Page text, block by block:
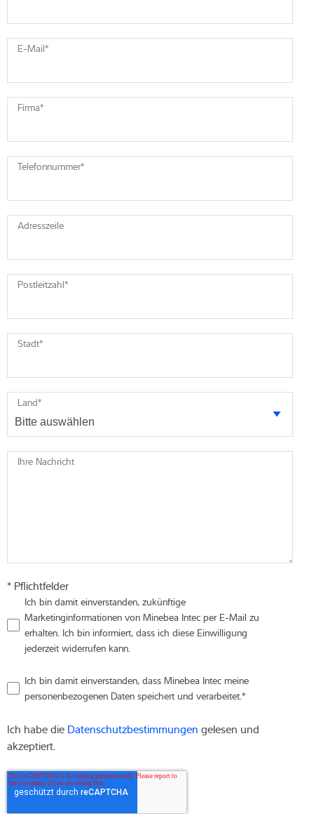
E-Mail*
Firma*
Telefonnummer*
Adresszeile
Postleitzahl*
Stadt*
Land*
Ihre Nachricht
* Pflichtfelder
Ich bin damit einverstanden, zukünftige
Marketinginformationen von Minebea Intec per E-Mail zu
erhalten. Ich bin informiert, dass ich diese Einwilligung
jederzeit widerrufen kann.
Ich bin damit einverstanden, dass Minebea Intec meine
personenbezogenen Daten speichert und verarbeitet.*
Ich habe die Datenschutzbestimmungen gelesen und
akzeptiert.